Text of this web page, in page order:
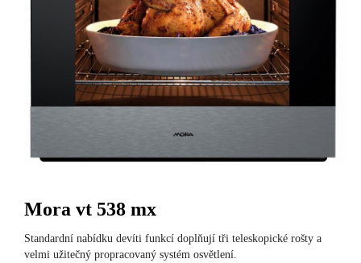
Mora vt 538 mx
Standardní nabídku devíti funkcí doplňují tři teleskopické rošty a
velmi užitečný propracovaný systém osvětlení.